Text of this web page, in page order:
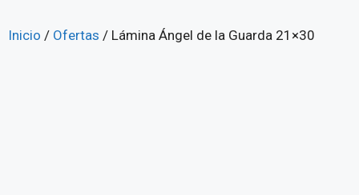
Inicio / Ofertas / Lámina Ángel de la Guarda 21×30